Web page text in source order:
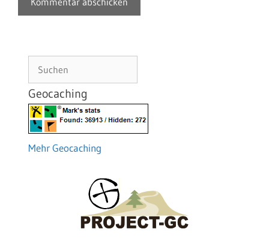
Geocaching
Mehr Geocaching